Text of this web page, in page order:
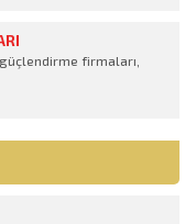
firmaları,